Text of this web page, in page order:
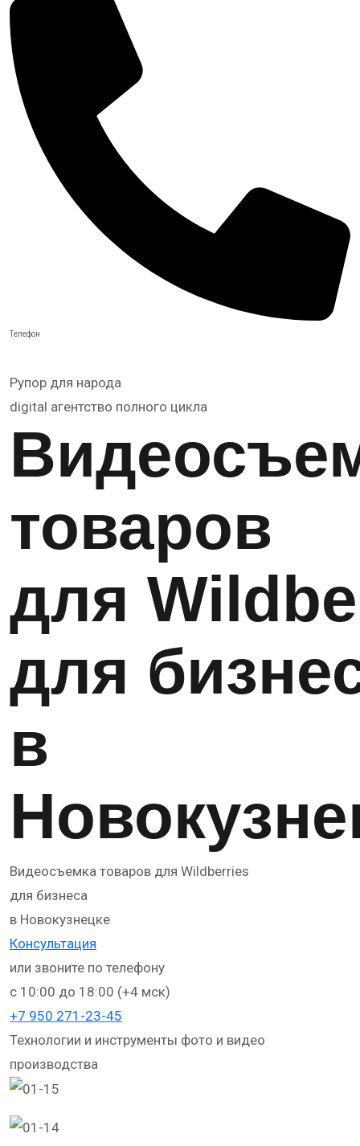
Телефон
Рупор для народа
digital агентство полного цикла
товаров
для
для
в
Видеосъемка товаров для Wildberries
для бизнеса
в Новокузнецке
Консультация
или звоните по телефону
с 10:00 до 18:00 (+4 мск)
+7 950 271-23-45
Технологии и инструменты фото и видео
производства